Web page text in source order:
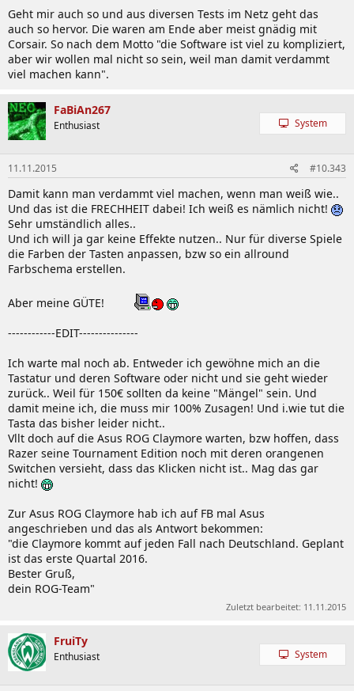
Geht mir auch so und aus diversen Tests im Netz geht das
auch so hervor. Die waren am Ende aber meist gnädig mit
Corsair. So nach dem Motto "die Software ist viel zu kompliziert,
aber wir wollen mal nicht so sein, weil man damit verdammt
viel machen kann".
FaBiAn267
Enthusiast System
11.11.2015 #10.343
Damit kann man verdammt viel machen, wenn man weiß wie..
Und das ist die FRECHHEIT dabei! Ich weiß es nämlich nicht!
Sehr umständlich alles..
Und ich will ja gar keine Effekte nutzen.. Nur für diverse Spiele
die Farben der Tasten anpassen, bzw so ein allround
Farbschema erstellen.
Aber meine GÜTE!
------------EDIT---------------
Ich warte mal noch ab. Entweder ich gewöhne mich an die
Tastatur und deren Software oder nicht und sie geht wieder
zurück.. Weil für 150€ sollten da keine "Mängel" sein. Und
damit meine ich, die muss mir 100% Zusagen! Und i.wie tut die
Tasta das bisher leider nicht..
Vllt doch auf die Asus ROG Claymore warten, bzw hoffen, dass
Razer seine Tournament Edition noch mit deren orangenen
Switchen versieht, dass das Klicken nicht ist.. Mag das gar
nicht!
Zur Asus ROG Claymore hab ich auf FB mal Asus
angeschrieben und das als Antwort bekommen:
"die Claymore kommt auf jeden Fall nach Deutschland. Geplant
ist das erste Quartal 2016.
Bester Gruß,
dein ROG-Team"
Zuletzt bearbeitet: 11.11.2015
FruiTy
Enthusiast System